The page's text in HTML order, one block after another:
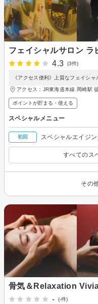
フェイシャルサロン ラ
4.3
(3件)
《アクセス便利》上質なフェイシ
アクセス：JR東海道本線 岡崎駅
ポイントが貯まる・使える
スペシャルメニュー
初回 スペシャルエイジ
すべてのス
その
骨気＆Relaxation
-
(-件)